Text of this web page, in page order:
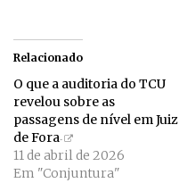
Relacionado
O que a auditoria do TCU
revelou sobre as
passagens de nível em Juiz
de Fora
11 de abril de 2026
Em "Conjuntura"